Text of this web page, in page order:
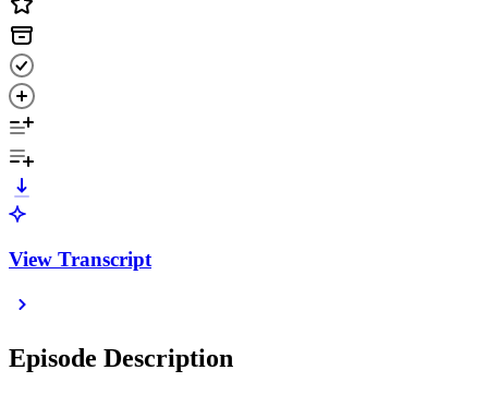
View Transcript
Episode Description